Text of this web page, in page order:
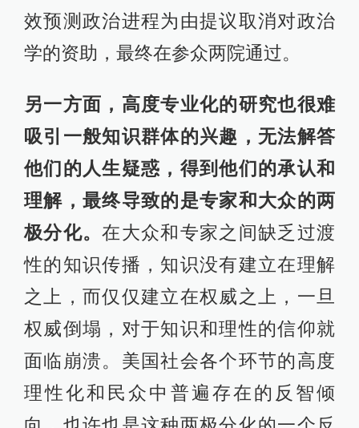
效预测政治进程为由提议取消对政治
学的资助，最终在参众两院通过。
另一方面，高度专业化的研究也很难
吸引一般知识群体的兴趣，无法解答
他们的人生疑惑，得到他们的承认和
理解，最终导致的是专家和大众的两
极分化。在大众和专家之间缺乏过渡
性的知识传播，知识没有建立在理解
之上，而仅仅建立在权威之上，一旦
权威倒塌，对于知识和理性的信仰就
面临崩溃。美国社会各个环节的高度
理性化和民众中普遍存在的反智倾